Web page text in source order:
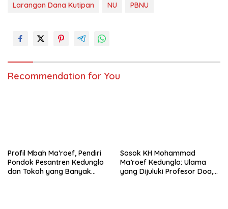
Larangan Dana Kutipan NU PBNU
Recommendation for You
Profil Mbah Ma’roef, Pendiri
Pondok Pesantren Kedunglo
dan Tokoh yang Banyak
Sosok KH Mohammad
Ma’roef Kedunglo: Ulama
yang Dijuluki Profesor Doa,